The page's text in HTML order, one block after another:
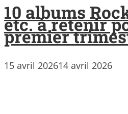
10 albums
etc. à retenir
premier
15 avril 202614 avril 2026